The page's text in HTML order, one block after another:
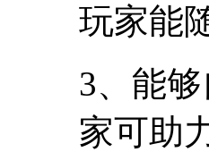
玩家能
3、能
家可助